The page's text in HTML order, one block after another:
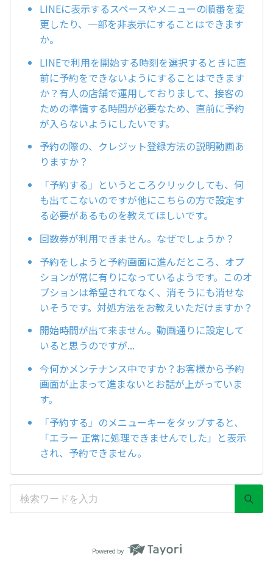
LINEに表示するスペースやメニューの順番を変
更したり、一部を非表示にすることはできます
か。
LINEで利用を開始する時刻を選択するときに直
前に予約をできないようにすることはできます
か？有人の店舗で運用しておりまして、接客の
ための準備する時間が必要なため、直前に予約
が入らないようにしたいです。
予約の際の、クレジット登録方法の説明動画あ
りますか？
「予約する」というところクリックしても、何
も出てこないのですが他にこちらの方で設定す
る必要があるものを教えてほしいです。
回数券が利用できません。なぜでしょうか？
予約をしようと予約画面に進んだところ、オプ
ションが常に有りになっているようです。このオ
プションは希望されてなく、消そうにも消せな
いそうです。対処方法をお教えいただけますか？
開始時間が出て来ません。動画通りに設定して
いると思うのですが...
今何かメンテナンス中ですか？お客様から予約
画面が止まって進まないとお話が上がっていま
す。
「予約する」のメニューキーをタップすると、
「エラー 正常に処理できませんでした」と表示
され、予約できません。
Powered by